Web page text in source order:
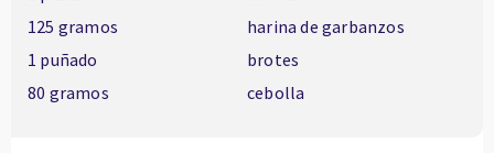
125 gramos
harina de garbanzos
1 puñado
brotes
80 gramos
cebolla